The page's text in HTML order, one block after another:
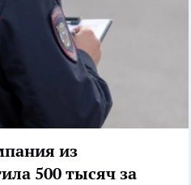
из
500 тысяч за